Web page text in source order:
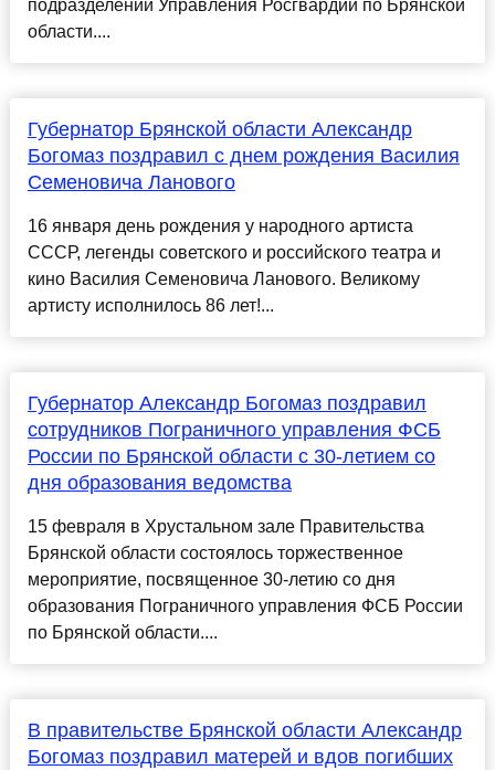
подразделений Управления Росгвардии по Брянской
области....
Губернатор Брянской области Александр
Богомаз поздравил с днем рождения Василия
Семеновича Ланового
16 января день рождения у народного артиста
СССР, легенды советского и российского театра и
кино Василия Семеновича Ланового. Великому
артисту исполнилось 86 лет!...
Губернатор Александр Богомаз поздравил
сотрудников Пограничного управления ФСБ
России по Брянской области с 30-летием со
дня образования ведомства
15 февраля в Хрустальном зале Правительства
Брянской области состоялось торжественное
мероприятие, посвященное 30-летию со дня
образования Пограничного управления ФСБ России
по Брянской области....
В правительстве Брянской области Александр
Богомаз поздравил матерей и вдов погибших